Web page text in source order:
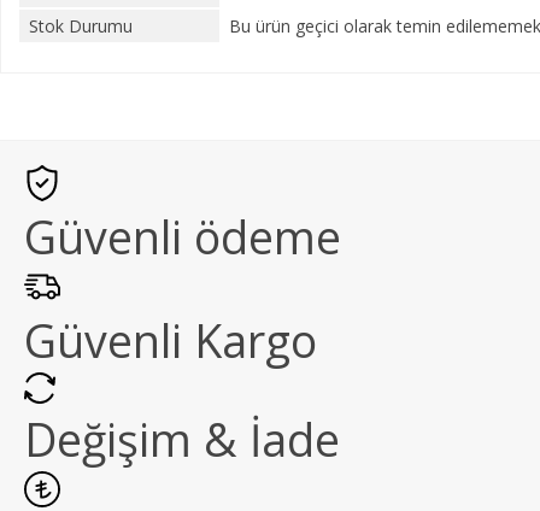
Stok Durumu
Bu ürün geçici olarak temin
Güvenli ödeme
Güvenli Kargo
Değişim & İade